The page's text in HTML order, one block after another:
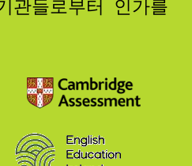
들로부터 인가를